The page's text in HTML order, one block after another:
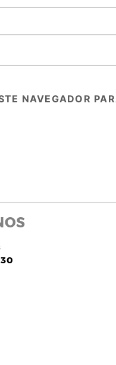
NAVEGADOR